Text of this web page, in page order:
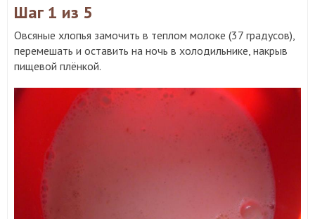
Шаг 1 из 5
Овсяные хлопья замочить в теплом молоке (37 градусов),
перемешать и оставить на ночь в холодильнике, накрыв
пищевой плёнкой.